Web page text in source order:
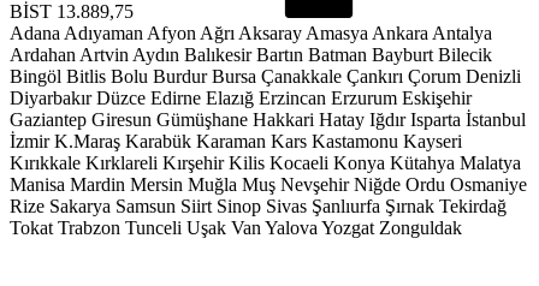
BİST 13.889,75
Adana Adıyaman Afyon Ağrı Aksaray Amasya Ankara Antalya
Ardahan Artvin Aydın Balıkesir Bartın Batman Bayburt Bilecik
Bingöl Bitlis Bolu Burdur Bursa Çanakkale Çankırı Çorum Denizli
Diyarbakır Düzce Edirne Elazığ Erzincan Erzurum Eskişehir
Gaziantep Giresun Gümüşhane Hakkari Hatay Iğdır Isparta İstanbul
İzmir K.Maraş Karabük Karaman Kars Kastamonu Kayseri
Kırıkkale Kırklareli Kırşehir Kilis Kocaeli Konya Kütahya Malatya
Manisa Mardin Mersin Muğla Muş Nevşehir Niğde Ordu Osmaniye
Rize Sakarya Samsun Siirt Sinop Sivas Şanlıurfa Şırnak Tekirdağ
Tokat Trabzon Tunceli Uşak Van Yalova Yozgat Zonguldak